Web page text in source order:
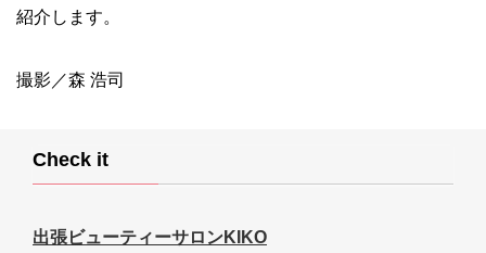
紹介します。
撮影／森 浩司
Check it
出張ビューティーサロンKIKO